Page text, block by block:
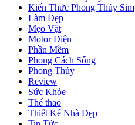
Kiến Thức Phong Thủy Sim
Làm Đẹp
Mẹo Vặt
Motor Điện
Phần Mềm
Phong Cách Sống
Phong Thủy
Review
Sức Khỏe
Thể thao
Thiết Kế Nhà Đẹp